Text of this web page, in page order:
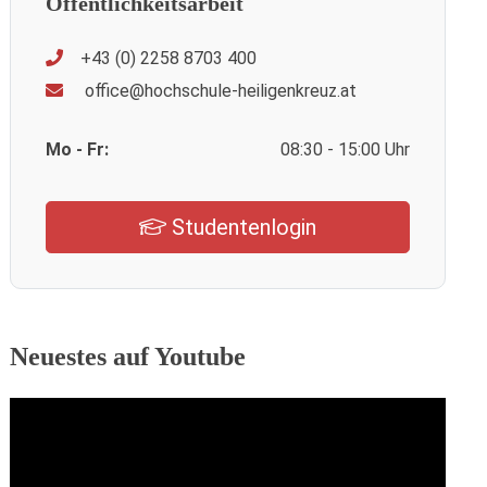
+43 (0) 2258 8703 400
office@hochschule-heiligenkreuz.at
Mo - Fr: 08:30 - 15:00 Uhr
Studentenlogin
Neuestes auf Youtube